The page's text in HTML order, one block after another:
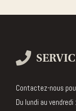
Contactez-nous
Du lundi au vendredi :